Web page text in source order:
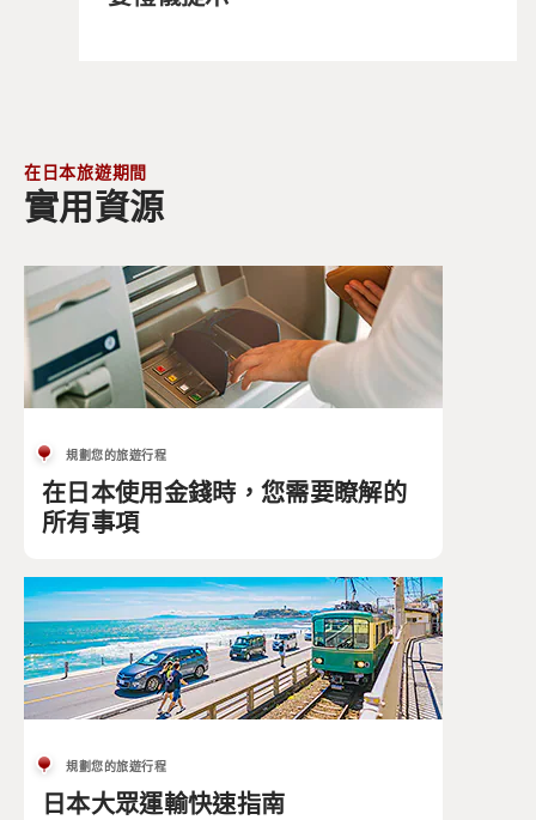
在日本旅遊期間
實用資源
規劃您的旅遊行程
在日本使用金錢時，您需要瞭解的
所有事項
規劃您的旅遊行程
日本大眾運輸快速指南